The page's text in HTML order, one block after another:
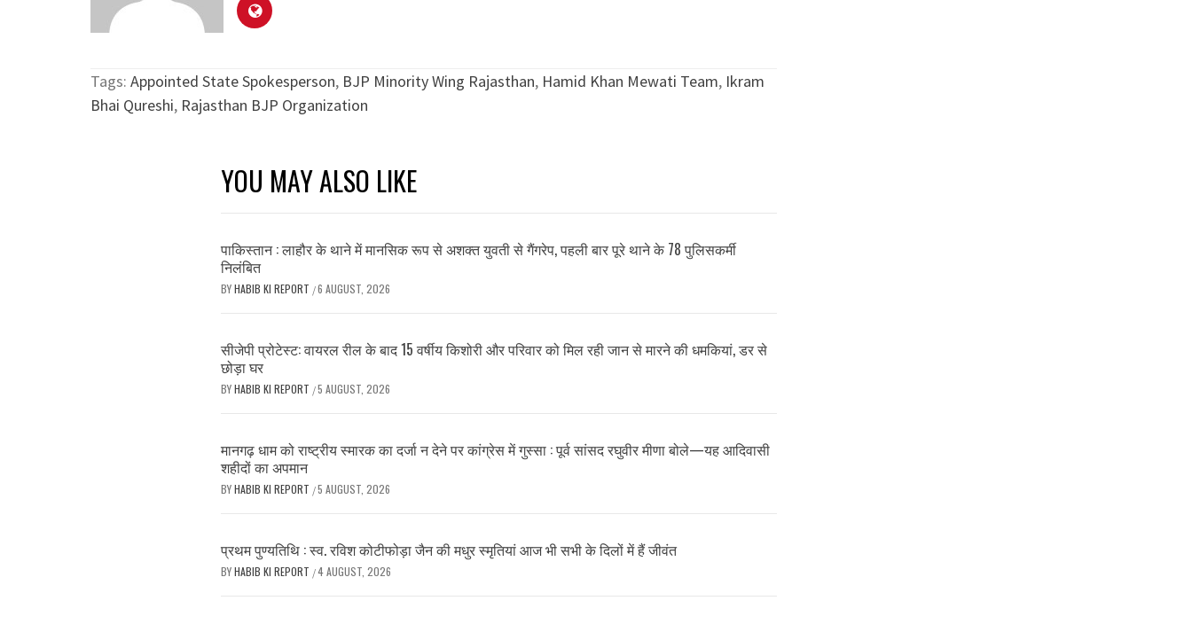
Tags: Appointed State Spokesperson, BJP Minority Wing Rajasthan, Hamid Khan Mewati Team, Ikram
Bhai Qureshi, Rajasthan BJP Organization
YOU MAY ALSO LIKE
पाकिस्तान : लाहौर के थाने में मानसिक रूप से अशक्त युवती से गैंगरेप, पहली बार पूरे थाने के 78 पुलिसकर्मी
निलंबित
BYHABIB KI REPORT /6 AUGUST, 2026
सीजेपी प्रोटेस्ट: वायरल रील के बाद 15 वर्षीय किशोरी और परिवार को मिल रही जान से मारने की धमकियां, डर से
छोड़ा घर
BYHABIB KI REPORT /5 AUGUST, 2026
मानगढ़ धाम को राष्ट्रीय स्मारक का दर्जा न देने पर कांग्रेस में गुस्सा : पूर्व सांसद रघुवीर मीणा बोले—यह आदिवासी
शहीदों का अपमान
BYHABIB KI REPORT /5 AUGUST, 2026
प्रथम पुण्यतिथि : स्व. रविश कोटीफोड़ा जैन की मधुर स्मृतियां आज भी सभी के दिलों में हैं जीवंत
BYHABIB KI REPORT /4 AUGUST, 2026